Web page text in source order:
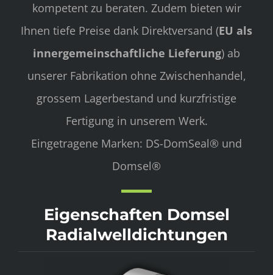
kompetent zu beraten. Zudem bieten wir
Ihnen tiefe Preise dank Direktversand (EU als
innergemeinschaftliche Lieferung) ab
unserer Fabrikation ohne Zwischenhandel,
grossem Lagerbestand und kurzfristige
Fertigung in unserem Werk.
Eingetragene Marken: DS-DomSeal® und
Domsel®
Eigenschaften Domsel
Radialwelldichtungen